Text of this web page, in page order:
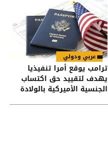
عربي ودولي
ترامب يوقع أمرا تنفيذيا
يهدف لتقييد حق اكتساب
الجنسية الأميركية بالولادة